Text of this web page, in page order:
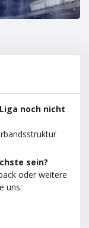
noch nicht
sein?
oder weitere
uns: